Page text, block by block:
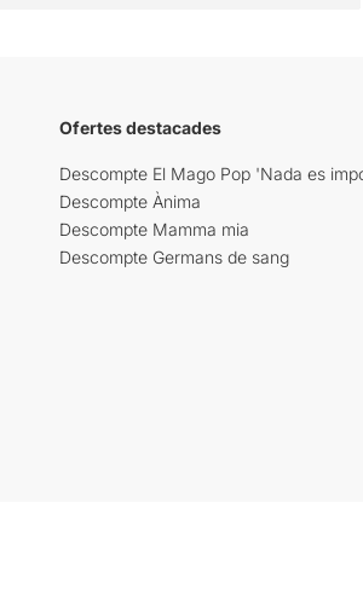
Ofertes destacades
Descompte El Mago Pop 'Nada es
Descompte Ànima
Descompte Mamma mia
Descompte Germans de sang